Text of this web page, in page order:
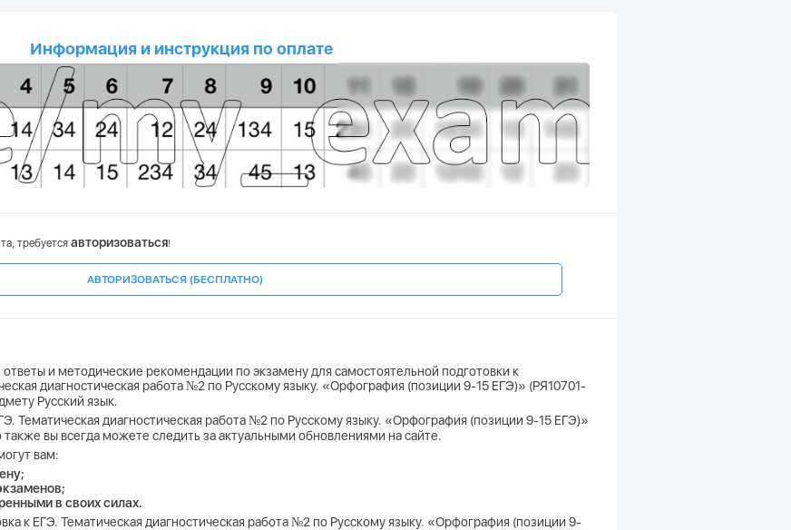
Информация и инструкция по оплате
требуется авторизоваться!
АВТОРИЗОВАТЬСЯ (БЕСПЛАТНО)
и методические рекомендации по экзамену для самостоятельной подготовки к
диагностическая работа №2 по Русскому языку. «Орфография (позиции 9-15 ЕГЭ)» (РЯ10701-
Русский язык.
Тематическая диагностическая работа №2 по Русскому языку. «Орфография (позиции 9-15 ЕГЭ)»
вы всегда можете следить за актуальными обновлениями на сайте.
вам:
в своих силах.
к ЕГЭ. Тематическая диагностическая работа №2 по Русскому языку. «Орфография (позиции 9-